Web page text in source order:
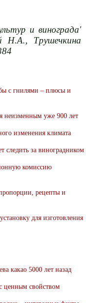
и винограда'
Н.А., Трушечкина
с гнилями – плюсы и
неизменным уже 900 лет
изменения климата
за виноградником
комиссию
рецепты и
для изготовления
какао 5000 лет назад
ценным свойством